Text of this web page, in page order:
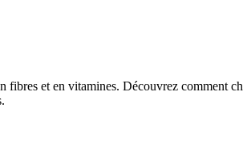
et en vitamines. Découvrez comment